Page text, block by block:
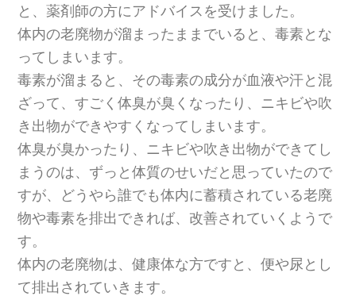
と、薬剤師の方にアドバイスを受けました。
体内の老廃物が溜まったままでいると、毒素とな
ってしまいます。
毒素が溜まると、その毒素の成分が血液や汗と混
ざって、すごく体臭が臭くなったり、ニキビや吹
き出物ができやすくなってしまいます。
体臭が臭かったり、ニキビや吹き出物ができてし
まうのは、ずっと体質のせいだと思っていたので
すが、どうやら誰でも体内に蓄積されている老廃
物や毒素を排出できれば、改善されていくようで
す。
体内の老廃物は、健康体な方ですと、便や尿とし
て排出されていきます。